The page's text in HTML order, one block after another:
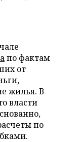
по фактам
от
жилья. В
власти
по